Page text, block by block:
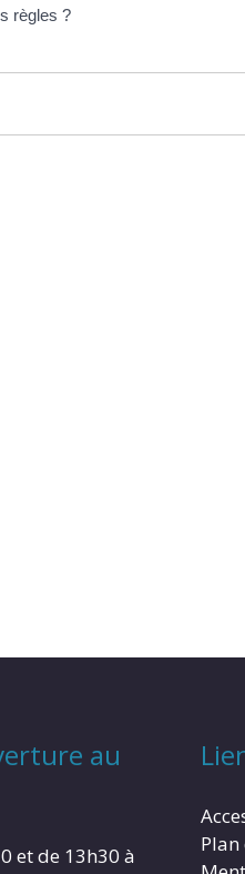
règles ?
au
et de 13h30 à